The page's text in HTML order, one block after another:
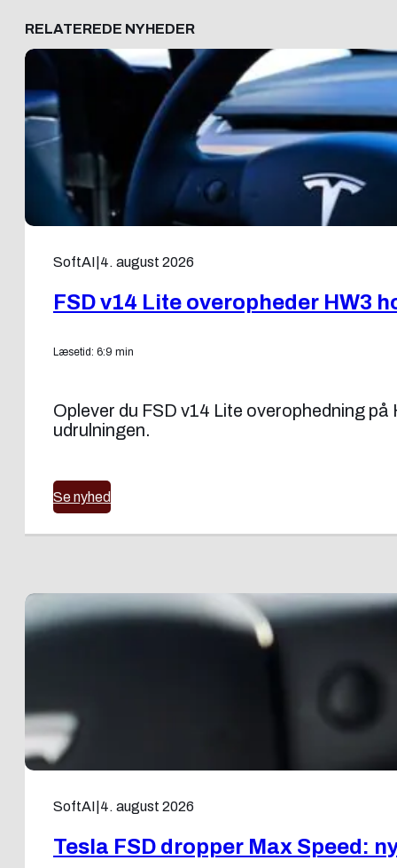
RELATEREDE NYHEDER
SoftAI 4. august 2026
FSD v14 Lite overopheder HW3
Læsetid: 6:9 min
Oplever du FSD v14 Lite overophedning
udrulningen.
Se nyhed
SoftAI 4. august 2026
Tesla FSD dropper Max Speed: